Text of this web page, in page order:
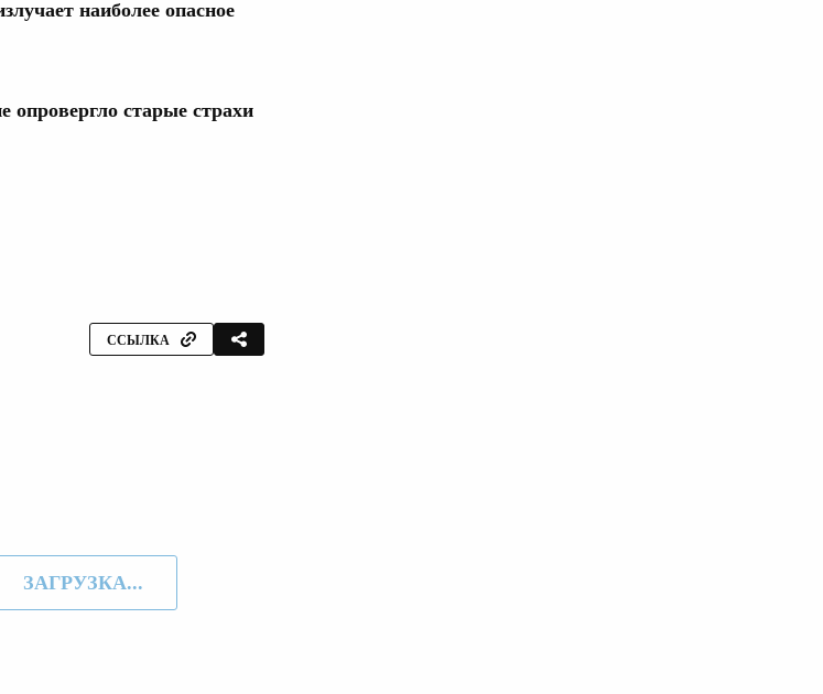
наиболее опасное
опровергло старые страхи
ССЫЛКА
ЗАГРУЗКА...